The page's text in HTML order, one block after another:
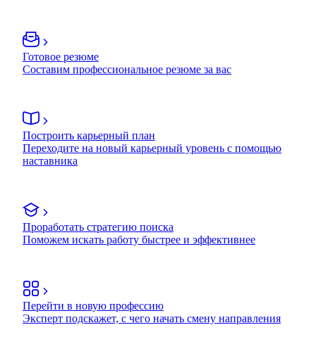
Готовое резюме
Составим профессиональное резюме за вас
Построить карьерный план
Переходите на новый карьерный уровень с помощью
наставника
Проработать стратегию поиска
Поможем искать работу быстрее и эффективнее
Перейти в новую профессию
Эксперт подскажет, с чего начать смену направления